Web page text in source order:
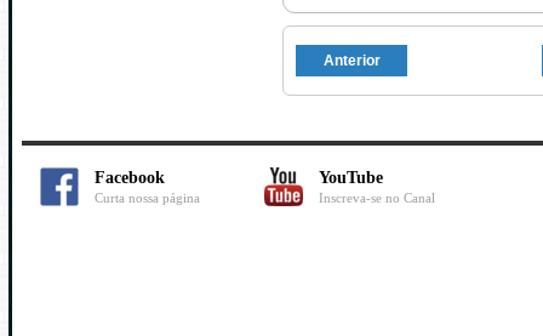
Anterior
Facebook
Curta nossa página
YouTube
Inscreva-se no Canal